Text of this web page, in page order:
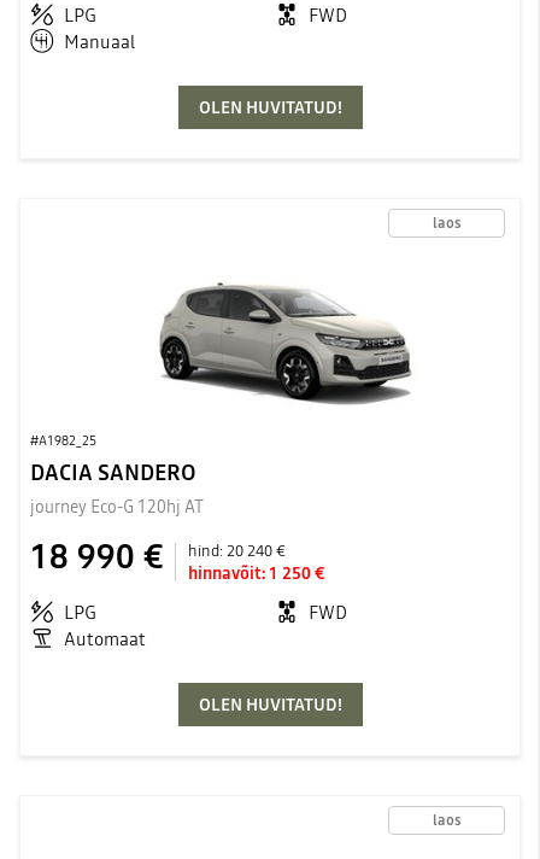
LPG
FWD
Manuaal
OLEN HUVITATUD!
laos
#A1982_25
DACIA SANDERO
journey Eco-G 120hj AT
18 990 € hind:20 240 €
hinnavõit: 1 250 €
LPG
FWD
Automaat
OLEN HUVITATUD!
laos